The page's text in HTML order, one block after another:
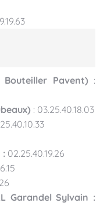
Bouteiller Pavent):
: 03.25.40.18.03
: 02.25.40.19.26
Garandel Sylvain :